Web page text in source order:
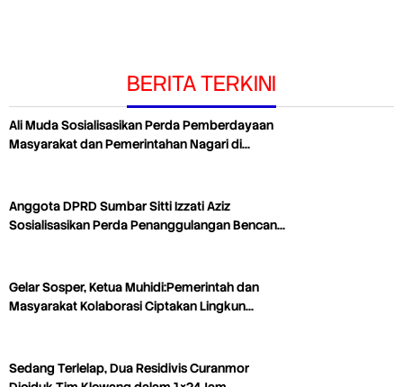
BERITA TERKINI
Ali Muda Sosialisasikan Perda Pemberdayaan
Masyarakat dan Pemerintahan Nagari di…
Anggota DPRD Sumbar Sitti Izzati Aziz
Sosialisasikan Perda Penanggulangan Bencan…
Gelar Sosper, Ketua Muhidi:Pemerintah dan
Masyarakat Kolaborasi Ciptakan Lingkun…
Sedang Terlelap, Dua Residivis Curanmor